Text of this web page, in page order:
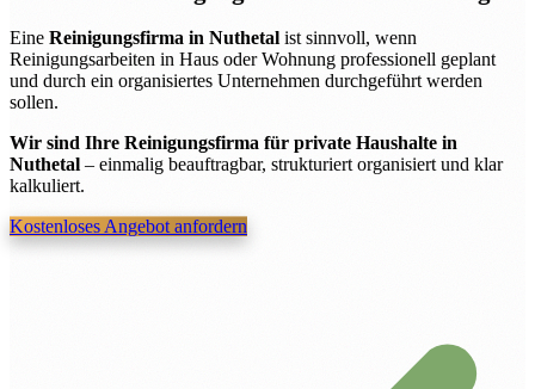
Eine Reinigungsfirma in Nuthetal ist sinnvoll, wenn
Reinigungsarbeiten in Haus oder Wohnung professionell geplant
und durch ein organisiertes Unternehmen durchgeführt werden
sollen.
Wir sind Ihre Reinigungsfirma für private Haushalte in
Nuthetal – einmalig beauftragbar, strukturiert organisiert und klar
kalkuliert.
Kostenloses Angebot anfordern